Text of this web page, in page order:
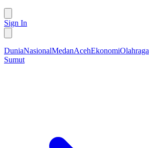
Sign In
DuniaNasionalMedanAcehEkonomiOlahraga
Sumut